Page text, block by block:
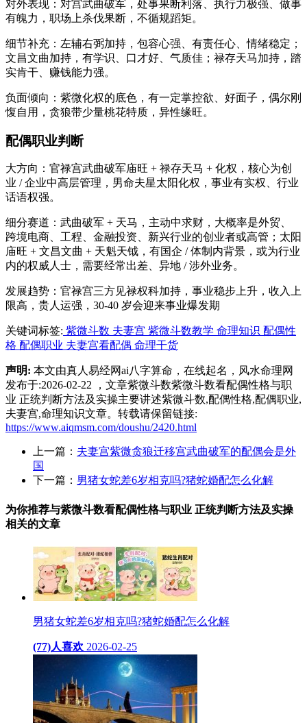
对外表现：对宫武曲破军，处事果断利落、执行力极强、做事
有魄力，职场上杀伐果断，不循规蹈矩。
细节补充：左辅右弼加持，包容心强、有责任心、情绪稳定；
文昌文曲加持，有学识、口才好、气质佳；禄存天马加持，踏
实肯干、赚钱能力强。
负面倾向：紫微化权的底色，有一定掌控欲、好面子，偶尔刚
愎自用，贪狼带少量桃花特质，异性缘旺。
配偶职业判断
大方向：官禄宫武曲破军庙旺 + 禄存天马 + 化权，核心为创
业 / 企业中高层管理，男命夫星太阳化权，事业有实权、行业
话语权强。
细分赛道：武曲破军 + 天马，主动中求财，大概率是外贸、
跨境电商、工程、金融投资、新兴行业的创业者或高管；太阳
庙旺 + 文昌文曲 + 天魁天钺，有国企 / 体制内背景，或为行业
内的权威人士，需要经常出差、异地 / 涉外业务。
发展趋势：官禄宫三方见禄权科加持，事业稳步上升，收入上
限高，贵人运强，30-40 岁会迎来事业爆发期
关键词标签: 紫微斗数 夫妻宫 紫微斗数教学 命理知识 配偶性
格 配偶职业 夫妻宫看配偶 命理干货
声明: 本文由真人易经网ai八字算命，在线起名，风水命理网
发布于:2026-02-22 ，文章紫微斗数紫微斗数看配偶性格与职
业 正统判断方法及实操主要讲述紫微斗数,配偶性格,配偶职业,
夫妻宫,命理知识文章。转载请保留链接:
https://www.aiqmsm.com/doushu/2420.html
上一篇： 夫妻宫紫微贪狼迁移宫武曲破军的配偶会是外
国
下一篇： 男猪女蛇差6岁相克吗?猪蛇婚配怎么化解
为你推荐与紫微斗数看配偶性格与职业 正统判断方法及实操
相关的文章
男猪女蛇差6岁相克吗?猪蛇婚配怎么化解
(77)人喜欢 2026-02-25